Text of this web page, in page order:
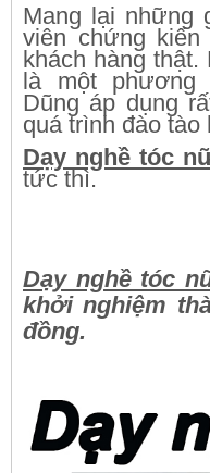
Mang lại những
viên chứng
khách hàng
là một phương
Dũng áp dụng
quá trình đào
Dạy nghề tóc
tức thì.
Dạy nghề tóc
khởi nghiệm
đồng.